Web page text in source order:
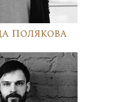
Полякова